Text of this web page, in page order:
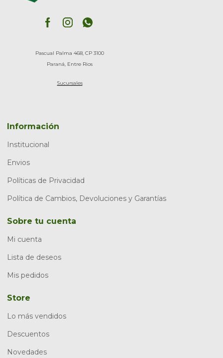
Pascual Palma 468, CP 3100
Paraná, Entre Rios
Sucursales
Información
Institucional
Envios
Políticas de Privacidad
Política de Cambios, Devoluciones y Garantías
Sobre tu cuenta
Mi cuenta
Lista de deseos
Mis pedidos
Store
Lo más vendidos
Descuentos
Novedades